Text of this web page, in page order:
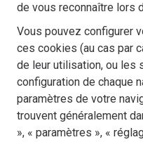
de vous reconnaître lors
Vous pouvez configurer
ces cookies (au cas par
de leur utilisation, ou les
configuration de chaque
paramètres de votre
trouvent généralement
», « paramètres », «